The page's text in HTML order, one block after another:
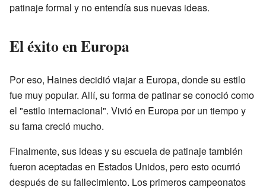
patinaje formal y no entendía sus nuevas ideas.
El éxito en Europa
Por eso, Haines decidió viajar a Europa, donde su estilo
fue muy popular. Allí, su forma de patinar se conoció como
el "estilo internacional". Vivió en Europa por un tiempo y
su fama creció mucho.
Finalmente, sus ideas y su escuela de patinaje también
fueron aceptadas en Estados Unidos, pero esto ocurrió
después de su fallecimiento. Los primeros campeonatos